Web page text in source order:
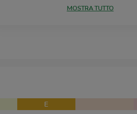
Duferco Champagne
Farmacia
MOSTRA TUTTO
E